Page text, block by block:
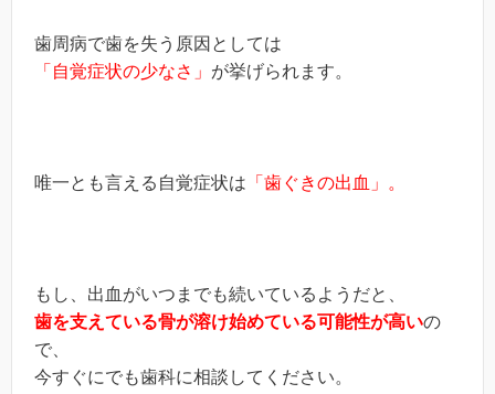
歯周病で歯を失う原因としては
「自覚症状の少なさ」 が挙げられます。
唯一とも言える自覚症状は 「歯ぐきの出血」。
もし、出血がいつまでも続いているようだと、
歯を支えている骨が溶け始めている可能性が高いの
で、
今すぐにでも歯科に相談してください。